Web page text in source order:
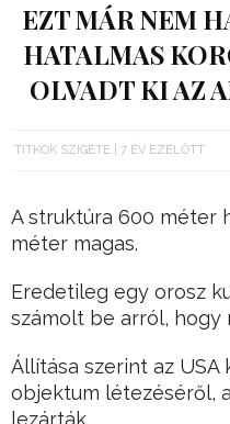
EZT MÁR NEM
HATALMAS
OLVADT KI AZ
TITKOK SZIGETE 7 ÉV EZELŐTT
A struktúra 600 méter
méter magas.
Eredetileg egy orosz
számolt be arról,
Állítása szerint az
objektum létezéséről,
lezárták.